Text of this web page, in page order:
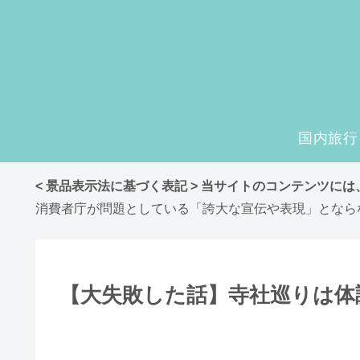
国内旅行
< 景品表示法に基づく表記 > 当サイトのコンテンツに
消費者庁が問題としている「誇大な宣伝や表現」とな
【大失敗した話】寺社巡りは